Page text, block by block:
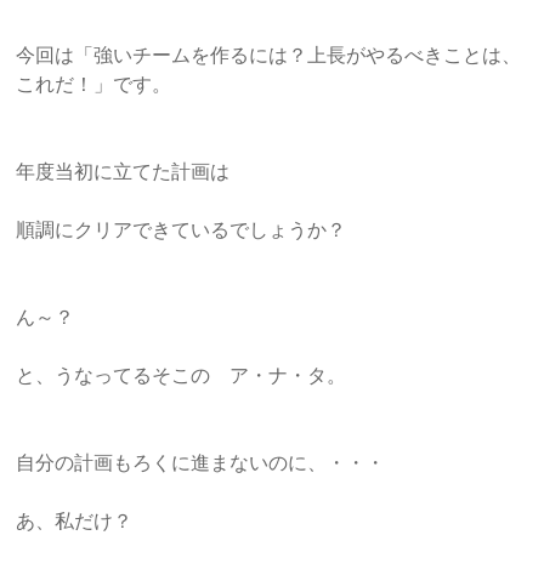
今回は「強いチームを作るには？上長がやるべきことは、
これだ！
」です。
年度当初に立てた計画は
順調にクリアできているでしょうか？
ん～？
と、うなってるそこの ア・ナ・タ。
自分の計画もろくに進まないのに、・・・
あ、私だけ？